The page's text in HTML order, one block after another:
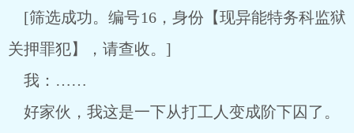
[筛选成功。编号16，身份【现异能特务科监狱
关押罪犯】，请查收。]
我：……
好家伙，我这是一下从打工人变成阶下囚了。